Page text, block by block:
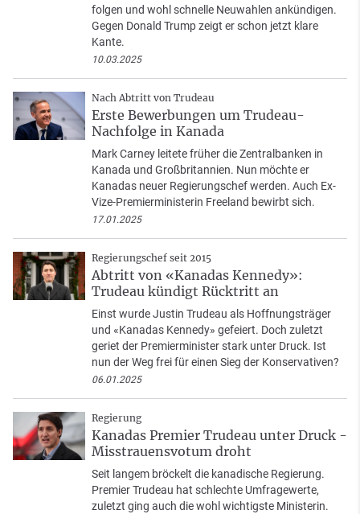
folgen und wohl schnelle Neuwahlen ankündigen.
Gegen Donald Trump zeigt er schon jetzt klare
Kante.
10.03.2025
Nach Abtritt von Trudeau
Erste Bewerbungen um Trudeau-
Nachfolge in Kanada
Mark Carney leitete früher die Zentralbanken in
Kanada und Großbritannien. Nun möchte er
Kanadas neuer Regierungschef werden. Auch Ex-
Vize-Premierministerin Freeland bewirbt sich.
17.01.2025
Regierungschef seit 2015
Abtritt von «Kanadas Kennedy»:
Trudeau kündigt Rücktritt an
Einst wurde Justin Trudeau als Hoffnungsträger
und «Kanadas Kennedy» gefeiert. Doch zuletzt
geriet der Premierminister stark unter Druck. Ist
nun der Weg frei für einen Sieg der Konservativen?
06.01.2025
Regierung
Kanadas Premier Trudeau unter Druck -
Misstrauensvotum droht
Seit langem bröckelt die kanadische Regierung.
Premier Trudeau hat schlechte Umfragewerte,
zuletzt ging auch die wohl wichtigste Ministerin.